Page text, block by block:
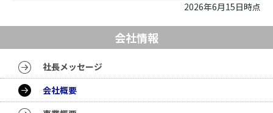
2026年6月15日時点
会社情報
社長メッセージ
会社概要